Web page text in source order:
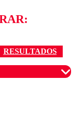
RESULTADOS
un